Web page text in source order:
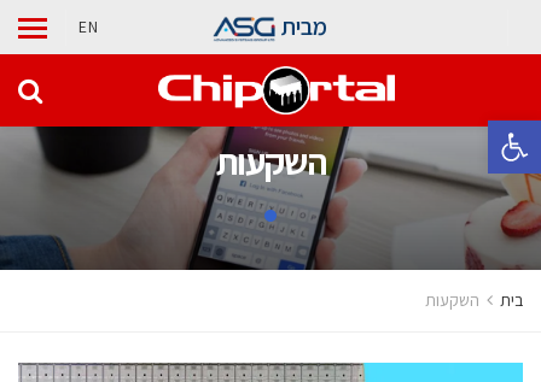
פתח סרגל נגישות
מבית EN
השקעות
בית השקעות